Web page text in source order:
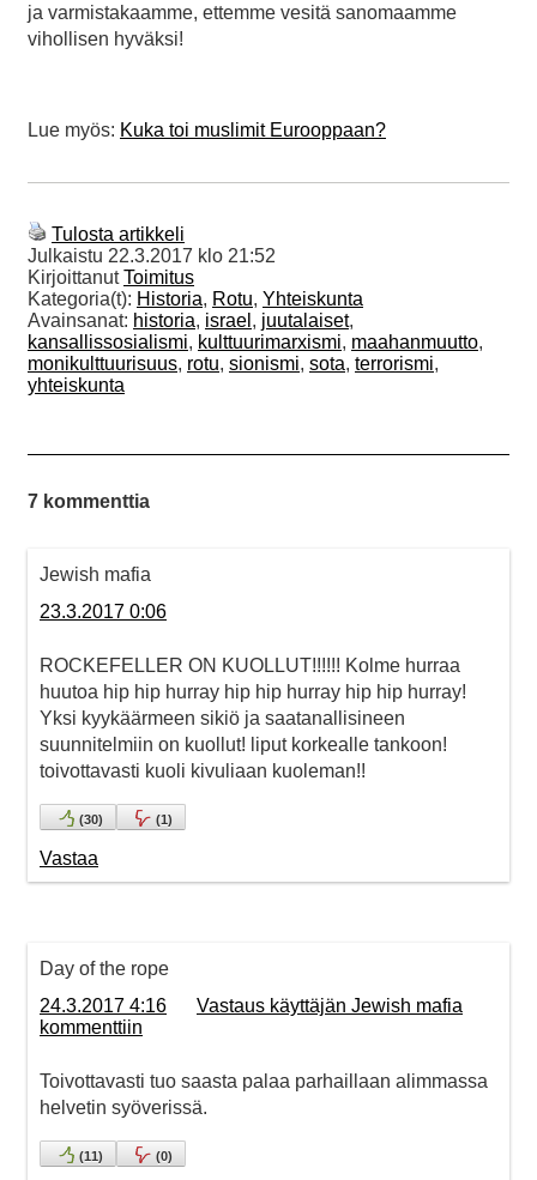
ja varmistakaamme, ettemme vesitä sanomaamme
vihollisen hyväksi!
Lue myös: Kuka toi muslimit Eurooppaan?
Tulosta artikkeli
Julkaistu 22.3.2017 klo 21:52
KirjoittanutToimitus
Kategoria(t): Historia, Rotu, Yhteiskunta
Avainsanat: historia, israel , juutalaiset,
kansallissosialismi, kulttuurimarxismi, maahanmuutto,
monikulttuurisuus, rotu, sionismi, sota, terrorismi,
yhteiskunta
7 kommenttia
Jewish mafia
23.3.2017 0:06
ROCKEFELLER ON KUOLLUT!!!!!! Kolme hurraa
huutoa hip hip hurray hip hip hurray hip hip hurray!
Yksi kyykäärmeen sikiö ja saatanallisineen
suunnitelmiin on kuollut! liput korkealle tankoon!
toivottavasti kuoli kivuliaan kuoleman!!
(30) (1)
Vastaa
Day of the rope
24.3.2017 4:16
Vastaus käyttäjän Jewish mafia
kommenttiin
Toivottavasti tuo saasta palaa parhaillaan alimmassa
helvetin syöverissä.
(11) (0)